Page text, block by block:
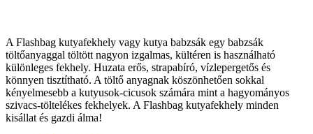
A Flashbag kutyafekhely vagy kutya babzsák egy babzsák
töltőanyaggal töltött nagyon izgalmas, kültéren is használható
különleges fekhely. Huzata erős, strapabíró, vízlepergetős és
könnyen tisztítható. A töltő anyagnak köszönhetően sokkal
kényelmesebb a kutyusok-cicusok számára mint a hagyományos
szivacs-töltelékes fekhelyek. A Flashbag kutyafekhely minden
kisállat és gazdi álma!